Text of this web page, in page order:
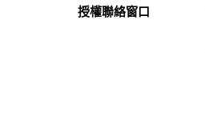
授權聯絡窗口